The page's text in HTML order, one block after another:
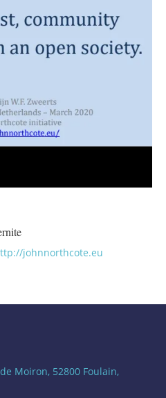
johnnorthcote.eu
Moiron, 52800 Foulain,